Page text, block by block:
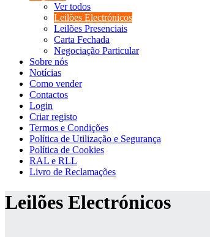
Ver todos
Leilões Electrónicos
Leilões Presenciais
Carta Fechada
Negociação Particular
Sobre nós
Notícias
Como vender
Contactos
Login
Criar registo
Termos e Condições
Política de Utilização e Segurança
Política de Cookies
RAL e RLL
Livro de Reclamações
Leilões Electrónicos